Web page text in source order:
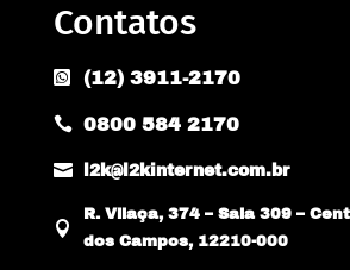
Contatos
 (12) 3911-2170
 0800 584 2170
 l2k@l2kinternet.com.br

R. Vilaça, 374 – Sala 309 –
dos Campos, 12210-000